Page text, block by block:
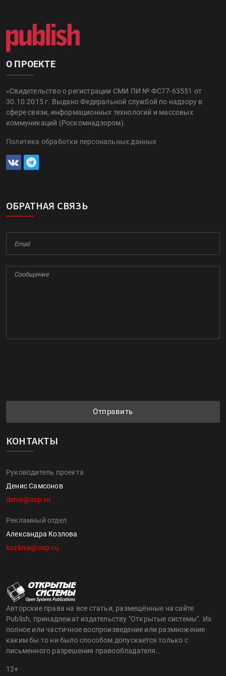
О ПРОЕКТЕ
«Свидетельство о регистрации СМИ ПИ № ФС77-63551 от
30.10.2015 г. Выдано Федеральной службой по надзору в
сфере связи, информационных технологий и массовых
коммуникаций (Роскомнадзором).
Политика обработки персональных данных
ОБРАТНАЯ СВЯЗЬ
Отправить
КОНТАКТЫ
Руководитель проекта
Денис Самсонов
denis@osp.ru
Рекламный отдел
Александра Козлова
kozlova@osp.ru
Авторские права на все статьи, размещённые на сайте
Publish, принадлежат издательству "Открытые системы". Их
полное или частичное воспроизведение или размножение
каким бы то ни было способом допускается только с
письменного разрешения правообладателя..
12+